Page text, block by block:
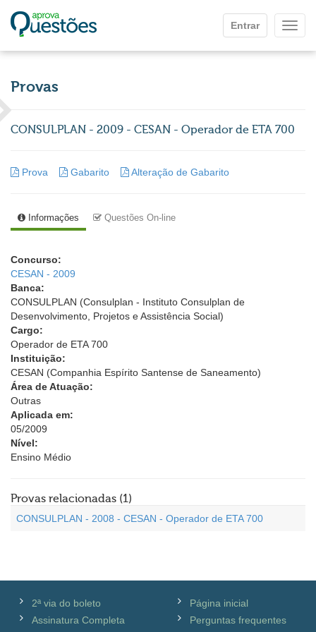
Entrar
Provas
CONSULPLAN - 2009 - CESAN - Operador de ETA 700
Prova Gabarito Alteração de Gabarito
Informações Questões On-line
Concurso:
CESAN - 2009
Banca:
CONSULPLAN (Consulplan - Instituto Consulplan de
Desenvolvimento, Projetos e Assistência Social)
Cargo:
Operador de ETA 700
Instituição:
CESAN (Companhia Espírito Santense de Saneamento)
Área de Atuação:
Outras
Aplicada em:
05/2009
Nível:
Ensino Médio
Provas relacionadas (1)
CONSULPLAN - 2008 - CESAN - Operador de ETA 700
2ª via do boleto
Assinatura Completa
Página inicial
Perguntas frequentes